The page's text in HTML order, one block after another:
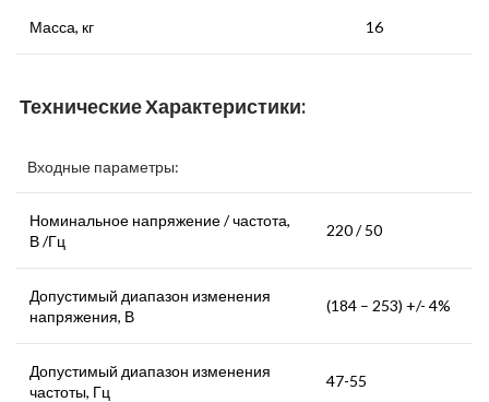
Масса, кг 16
Технические Характеристики:
Входные параметры:
Номинальное напряжение / частота,
В /Гц
220 / 50
Допустимый диапазон изменения
напряжения, В
(184 – 253) +/- 4%
Допустимый диапазон изменения
частоты, Гц
47-55